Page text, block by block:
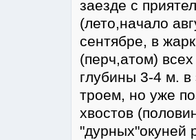
заезде с
(лето,начало
сентябре, в
(перч,атом)
глубины 3-4 м.
троем, но уже
хвостов
"дурных"окуней